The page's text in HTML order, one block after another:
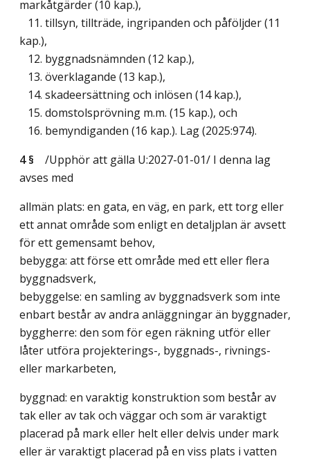
markåtgärder (10 kap.),
11. tillsyn, tillträde, ingripanden och påföljder (11
kap.),
12. byggnadsnämnden (12 kap.),
13. överklagande (13 kap.),
14. skadeersättning och inlösen (14 kap.),
15. domstolsprövning m.m. (15 kap.), och
16. bemyndiganden (16 kap.). Lag (2025:974).
4 §
/Upphör att gälla U:2027-01-01/ I denna lag
avses med
allmän plats: en gata, en väg, en park, ett torg eller
ett annat område som enligt en detaljplan är avsett
för ett gemensamt behov,
bebygga: att förse ett område med ett eller flera
byggnadsverk,
bebyggelse: en samling av byggnadsverk som inte
enbart består av andra anläggningar än byggnader,
byggherre: den som för egen räkning utför eller
låter utföra projekterings-, byggnads-, rivnings-
eller markarbeten,
byggnad: en varaktig konstruktion som består av
tak eller av tak och väggar och som är varaktigt
placerad på mark eller helt eller delvis under mark
eller är varaktigt placerad på en viss plats i vatten